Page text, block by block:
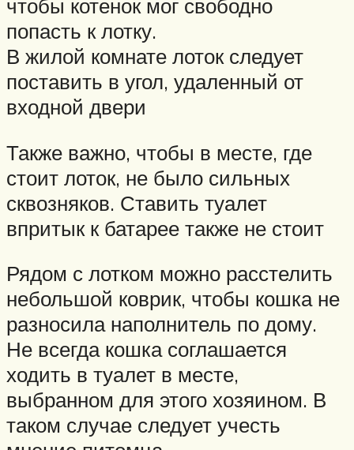
чтобы котенок мог свободно
попасть к лотку.
В жилой комнате лоток следует
поставить в угол, удаленный от
входной двери
Также важно, чтобы в месте, где
стоит лоток, не было сильных
сквозняков. Ставить туалет
впритык к батарее также не стоит
Рядом с лотком можно расстелить
небольшой коврик, чтобы кошка не
разносила наполнитель по дому.
Не всегда кошка соглашается
ходить в туалет в месте,
выбранном для этого хозяином. В
таком случае следует учесть